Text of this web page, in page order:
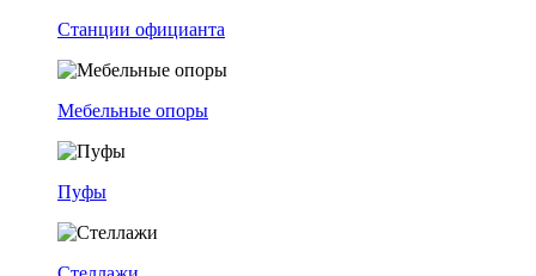
Станции официанта
Мебельные опоры
Пуфы